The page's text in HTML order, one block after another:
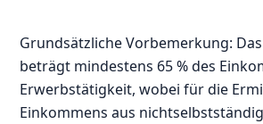
Grundsätzliche Vorbemerkung:
beträgt mindestens 65 % des
Erwerbstätigkeit, wobei für die
Einkommens aus